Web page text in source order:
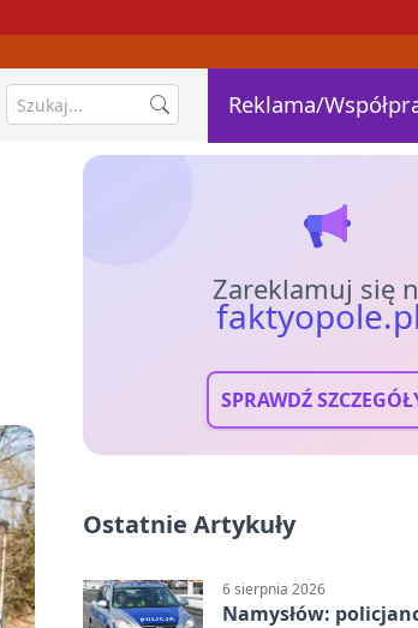
Reklama/
Zareklamuj się
SPRAWDŹ
Ostatnie Artykuły
6 sierpnia 2026
Namysłów: